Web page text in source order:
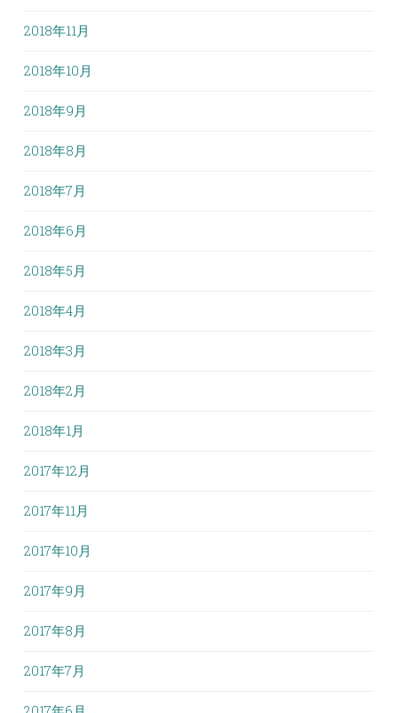
2018年11月
2018年10月
2018年9月
2018年8月
2018年7月
2018年6月
2018年5月
2018年4月
2018年3月
2018年2月
2018年1月
2017年12月
2017年11月
2017年10月
2017年9月
2017年8月
2017年7月